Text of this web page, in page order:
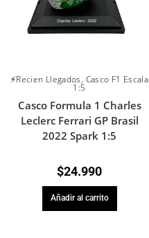
⚡Recien Llegados, Casco F1 Escala
1:5
Casco Formula 1 Charles
Leclerc Ferrari GP Brasil
2022 Spark 1:5
$24.990
Añadir al carrito